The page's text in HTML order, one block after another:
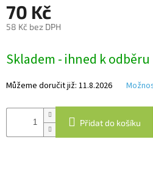
Sportovní
kamery
Příslušenství
kamer
Webkamery
70 Kč
58 Kč bez DPH
cena:
Skladem - ihned k odběru
Můžeme doručit již: 11.8.2026
Přidat do košíku